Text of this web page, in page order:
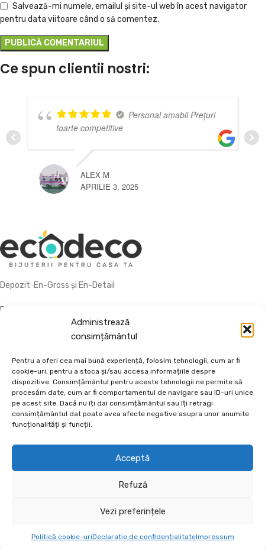
Administrează
consimțământul
Pentru a oferi cea mai bună experiență, folosim tehnologii, cum ar fi
cookie-uri, pentru a stoca și/sau accesa informațiile despre
dispozitive. Consimțământul pentru aceste tehnologii ne permite să
procesăm date, cum ar fi comportamentul de navigare sau ID-uri unice
pe acest site. Dacă nu îți dai consimțământul sau îți retragi
consimțământul dat poate avea afecte negative asupra unor anumite
funcționalități și funcții.
Acceptă
Refuză
Vezi preferințele
Politică cookie-uriDeclarație de confidențialitateImpressum
Salvează-mi numele, emailul și site-ul web în acest navigator
pentru data viitoare când o să comentez.
Ce spun clientii nostri:
Personal amabil Prețuri
foarte competitive
ALEX M
APRILIE 3, 2025
Depozit En-Gross și En-Detail
Piatră Decorativă și Plante Ornamentale
Preturi accesibile, calitate si diversitate.
DE 70, vis-a-vis de Termo Ișalnița, Craiova, Dolj, Romania
+40760973126
contact@ecodeco.ro
VIZITEAZĂ DEPOZIT